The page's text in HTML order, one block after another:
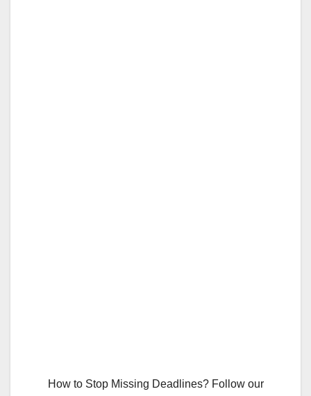
How to Stop Missing Deadlines? Follow our